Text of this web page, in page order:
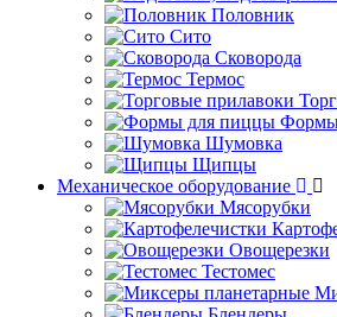
Половник
Сито
Сковорода
Термос
Шумовка
Щипцы
Механическое оборудование
Мясорубки
Овощерезки
Тестомес